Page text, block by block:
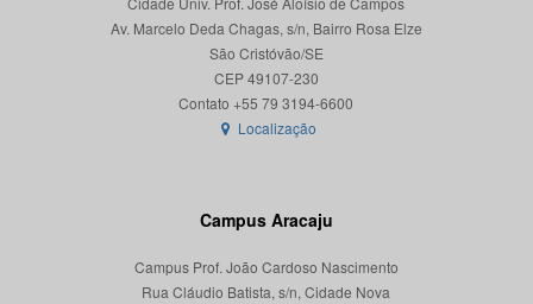
Av. Marcelo Deda Chagas, s/n, Bairro Rosa Elze
São Cristóvão/SE
CEP 49107-230
Localização
Campus Aracaju
Campus Prof. João Cardoso Nascimento
Rua Cláudio Batista, s/n, Cidade Nova